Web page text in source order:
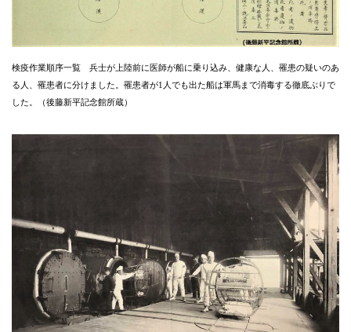
検疫作業順序一覧 兵士が上陸前に医師が船に乗り込み、健康な人、罹患の疑いのあ
る人、罹患者に分けました。罹患者が1人でも出た船は軍馬まで消毒する徹底ぶりで
した。（後藤新平記念館所蔵）